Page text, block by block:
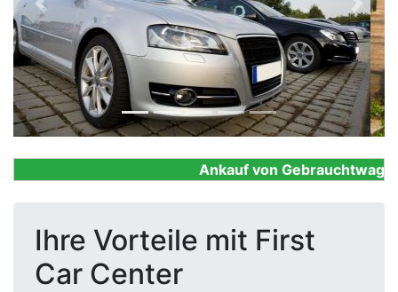
Previous Next
Ankauf von
Ihre Vorteile mit First
Car Center